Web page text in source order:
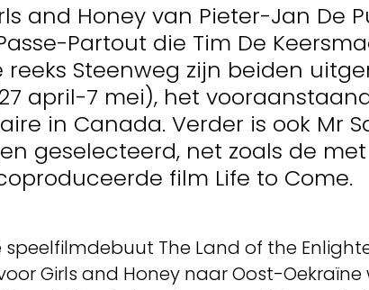
and Honey van Pieter-Jan De
Partout die Tim De
reeks Steenweg zijn beiden
april-7 mei), het
in Canada. Verder is ook Mr
geselecteerd, net zoals de met
film Life to Come.
speelfilmdebuut The Land of the
Girls and Honey naar Oost-